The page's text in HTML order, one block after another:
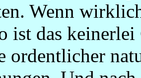
Wenn
ist das
ordentlicher